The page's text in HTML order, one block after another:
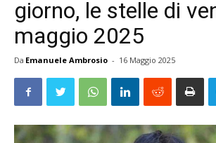
giorno, le stelle di
maggio 2025
Da Emanuele Ambrosio - 16 Maggio 2025